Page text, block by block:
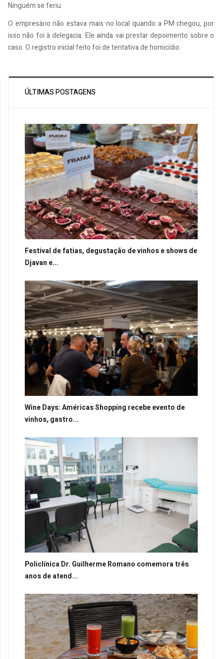
Ninguém se feriu.
O empresário não estava mais no local quando a PM chegou, por
isso não foi à delegacia. Ele ainda vai prestar depoimento sobre o
caso. O registro inicial feito foi de tentativa de homicídio.
ÚLTIMAS POSTAGENS
Festival de fatias, degustação de vinhos e shows de
Djavan e...
Wine Days: Américas Shopping recebe evento de
vinhos, gastro...
Policlínica Dr. Guilherme Romano comemora três
anos de atend...